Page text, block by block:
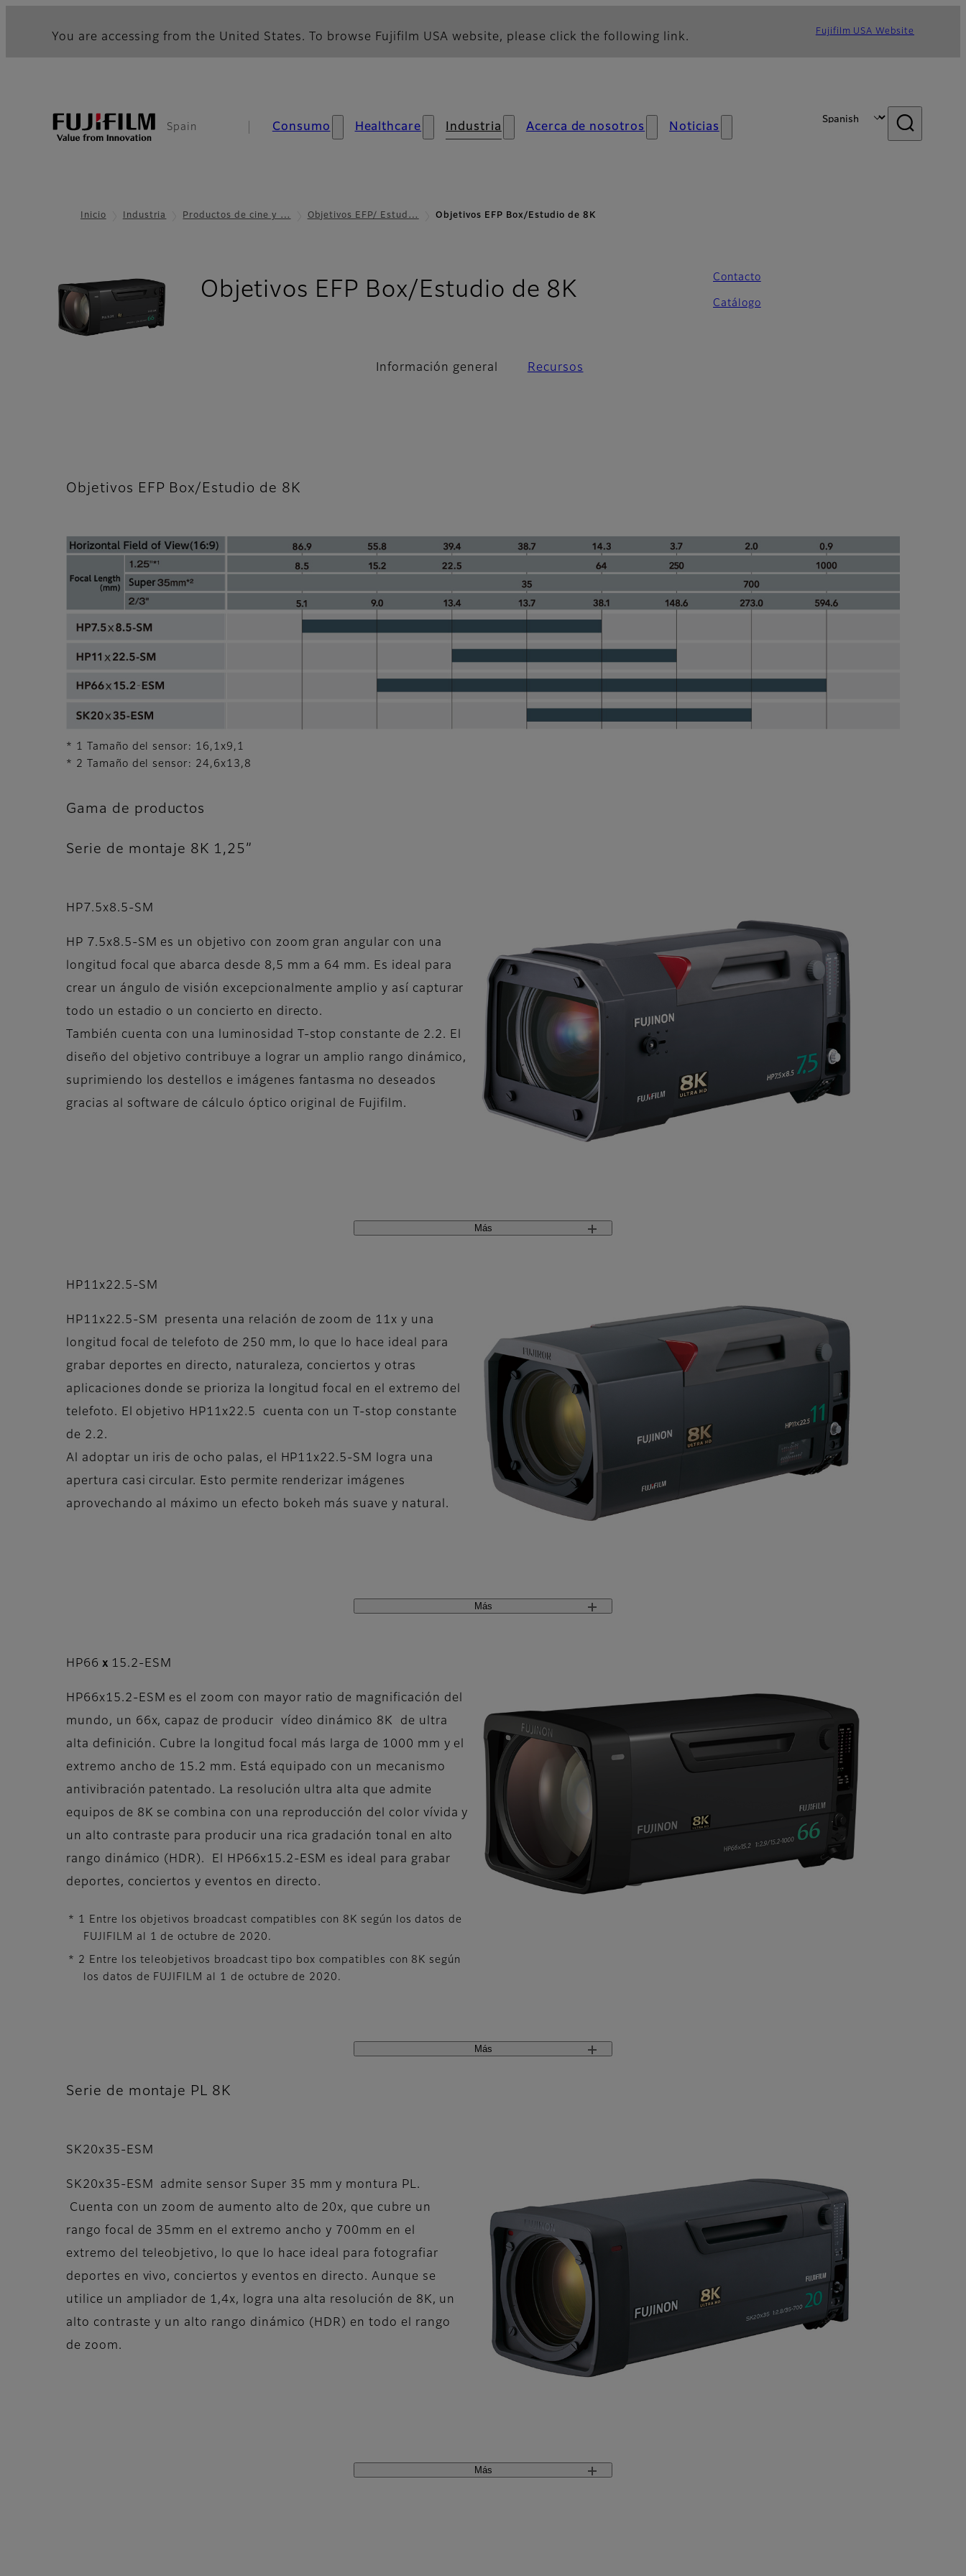
You are accessing from the United States. To browse Fujifilm USA website, please click the following link. Fujifilm USA Website
Spain Consumo Healthcare Industria Acerca de nosotros Noticias
Inicio Industria Productos de cine y … Objetivos EFP/ Estud… Objetivos EFP Box/Estudio de 8K
Objetivos EFP Box/Estudio de 8K - Información general
Contacto
Catálogo
Información general Recursos
Objetivos EFP Box/Estudio de 8K
* 1 Tamaño del sensor: 16,1x9,1
* 2 Tamaño del sensor: 24,6x13,8
Gama de productos
Serie de montaje 8K 1,25”
HP7.5x8.5-SM
HP 7.5x8.5-SM es un objetivo con zoom gran angular con una
longitud focal que abarca desde 8,5 mm a 64 mm. Es ideal para
crear un ángulo de visión excepcionalmente amplio y así capturar
todo un estadio o un concierto en directo.
También cuenta con una luminosidad T-stop constante de 2.2. El
diseño del objetivo contribuye a lograr un amplio rango dinámico,
suprimiendo los destellos e imágenes fantasma no deseados
gracias al software de cálculo óptico original de Fujifilm.
Más
HP11x22.5-SM
HP11x22.5-SM presenta una relación de zoom de 11x y una
longitud focal de telefoto de 250 mm, lo que lo hace ideal para
grabar deportes en directo, naturaleza, conciertos y otras
aplicaciones donde se prioriza la longitud focal en el extremo del
telefoto. El objetivo HP11x22.5 cuenta con un T-stop constante
de 2.2.
Al adoptar un iris de ocho palas, el HP11x22.5-SM logra una
apertura casi circular. Esto permite renderizar imágenes
aprovechando al máximo un efecto bokeh más suave y natural.
Más
HP66ｘ15.2-ESM
HP66x15.2-ESM es el zoom con mayor ratio de magnificación del
mundo, un 66x, capaz de producir vídeo dinámico 8K de ultra
alta definición. Cubre la longitud focal más larga de 1000 mm y el
extremo ancho de 15.2 mm. Está equipado con un mecanismo
antivibración patentado. La resolución ultra alta que admite
equipos de 8K se combina con una reproducción del color vívida y
un alto contraste para producir una rica gradación tonal en alto
rango dinámico (HDR). El HP66x15.2-ESM es ideal para grabar
deportes, conciertos y eventos en directo.
* 1 Entre los objetivos broadcast compatibles con 8K según los datos de
FUJIFILM al 1 de octubre de 2020.
* 2 Entre los teleobjetivos broadcast tipo box compatibles con 8K según
los datos de FUJIFILM al 1 de octubre de 2020.
Más
Serie de montaje PL 8K
SK20x35-ESM
SK20x35-ESM admite sensor Super 35 mm y montura PL.
Cuenta con un zoom de aumento alto de 20x, que cubre un
rango focal de 35mm en el extremo ancho y 700mm en el
extremo del teleobjetivo, lo que lo hace ideal para fotografiar
deportes en vivo, conciertos y eventos en directo. Aunque se
utilice un ampliador de 1,4x, logra una alta resolución de 8K, un
alto contraste y un alto rango dinámico (HDR) en todo el rango
de zoom.
Más